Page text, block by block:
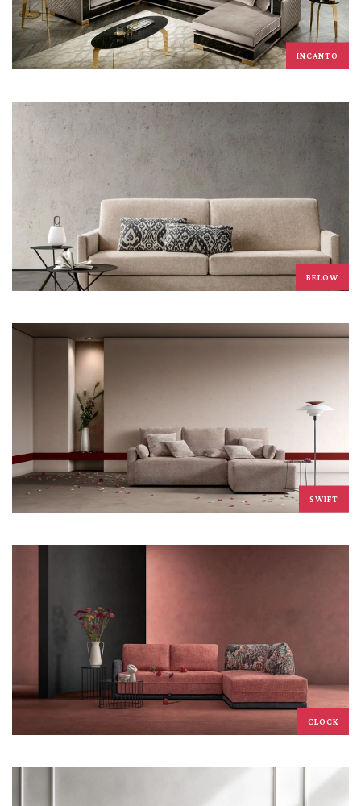
INCANTO
BELOW
SWIFT
CLOCK